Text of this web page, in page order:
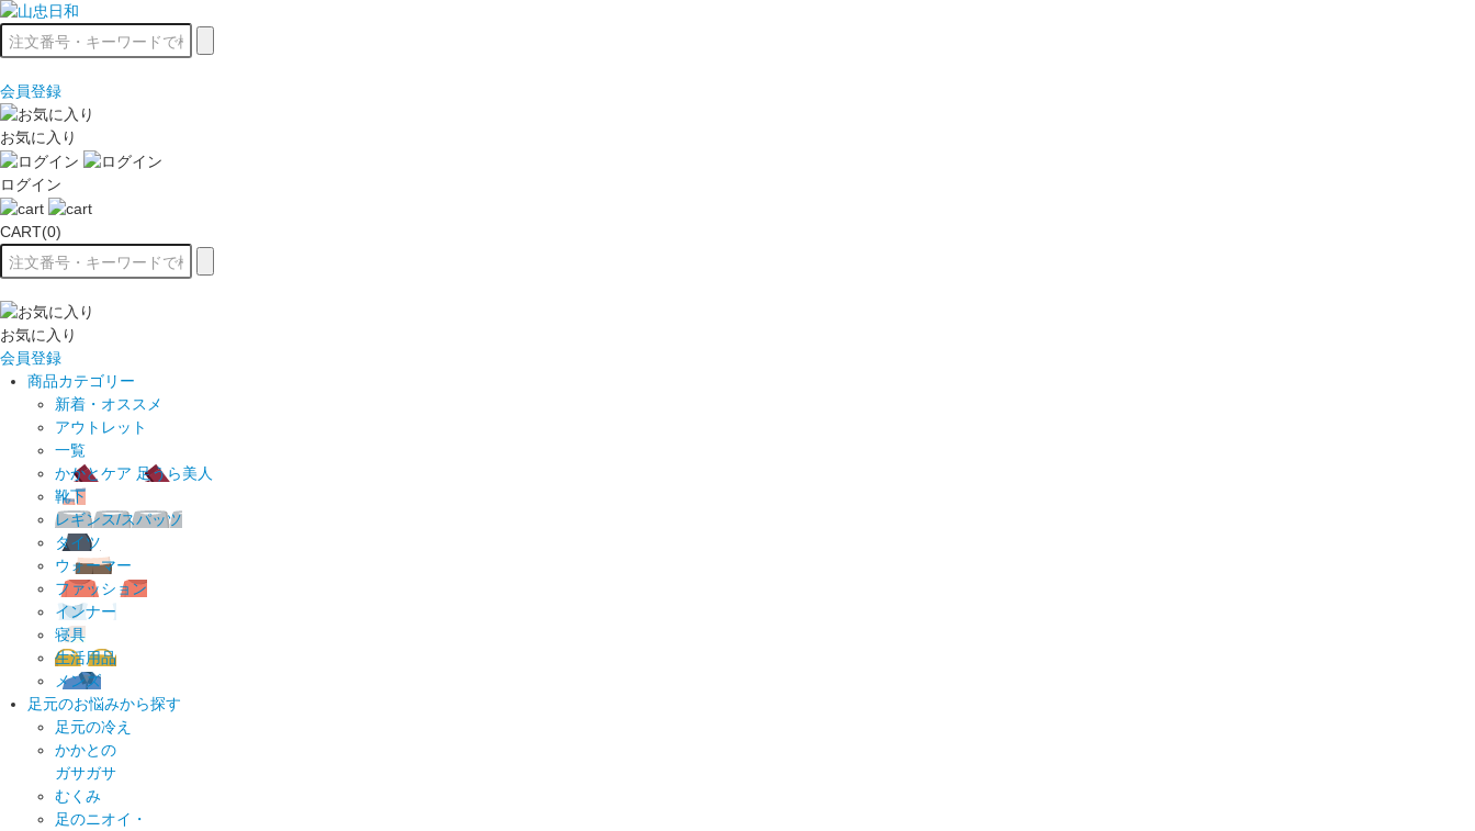
会員登録
お気に入り
ログイン
CART(0)
お気に入り
会員登録
商品カテゴリー
新着・オススメ
アウトレット
一覧
かかとケア 足うら美人
靴下
レギンス/スパッツ
タイツ
ウォーマー
ファッション
インナー
寝具
生活用品
メンズ
足元のお悩みから探す
足元の冷え
かかとの
ガサガサ
むくみ
足のニオイ・